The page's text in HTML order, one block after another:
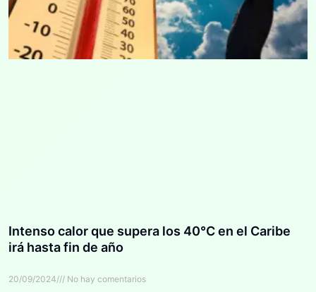
Intenso calor que supera los 40°C en el Caribe
irá hasta fin de año
20/09/2024 No hay comentarios